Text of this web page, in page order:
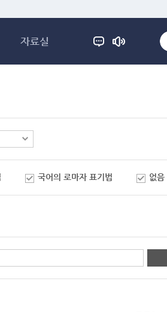
자료실
국어의 로마자 표기법 없음